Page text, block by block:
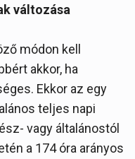
változása
módon kell
akkor, ha
Ekkor az egy
teljes napi
vagy általánostól
a 174 óra arányos